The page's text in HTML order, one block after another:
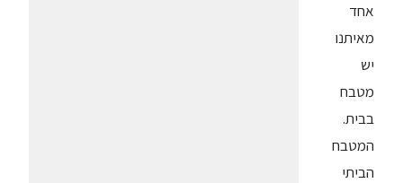
אחד
מאיתנו
יש
מטבח
בבית.
המטבח
הביתי